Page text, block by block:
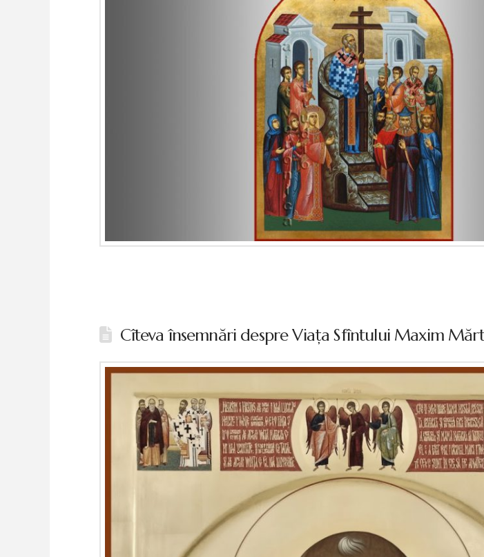
Cîteva însemnări despre Viaţa Sfîntului Maxim